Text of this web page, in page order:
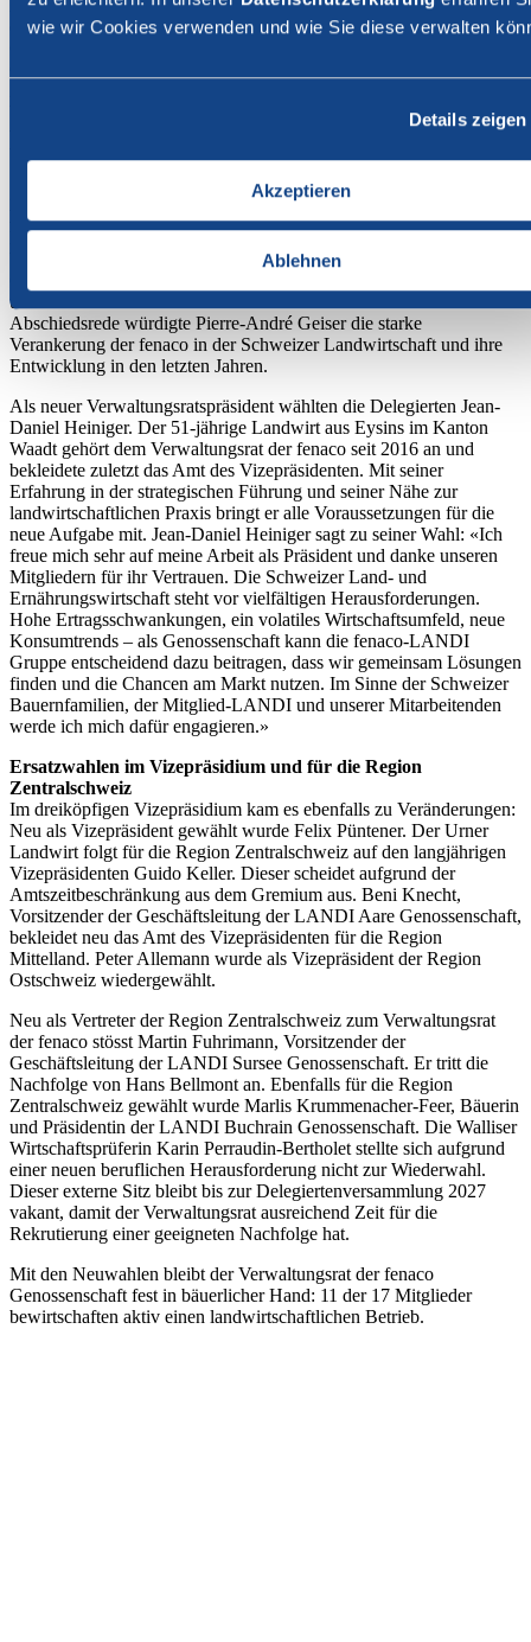
wie wir Cookies verwenden und wie Sie diese verwalten
Details zeigen
Akzeptieren
Ablehnen
2026 im Kursaal Bern zur 33. ordentlichen Delegiertenversammlung
der fenaco Genossenschaft. Sie blickten gemeinsam auf das
Verwaltungsrats zu. Der Lagebericht und die Jahresrechnung
wurden genehmigt. Zudem beschlossen die Delegierten über die
Stabübergabe von Pierre-André Geiser an Jean-Daniel
Heiniger
Ein prägender Moment der Delegiertenversammlung war die
Verabschiedung des Verwaltungsratspräsidenten Pierre-André
und stand diesem seit 2015 als Präsident vor. In seiner
Abschiedsrede würdigte Pierre-André Geiser die starke
Verankerung der fenaco in der Schweizer Landwirtschaft und ihre
Entwicklung in den letzten Jahren.
Als neuer Verwaltungsratspräsident wählten die Delegierten Jean-
Daniel Heiniger. Der 51-jährige Landwirt aus Eysins im Kanton
Waadt gehört dem Verwaltungsrat der fenaco seit 2016 an und
bekleidete zuletzt das Amt des Vizepräsidenten. Mit seiner
Erfahrung in der strategischen Führung und seiner Nähe zur
landwirtschaftlichen Praxis bringt er alle Voraussetzungen für die
neue Aufgabe mit. Jean-Daniel Heiniger sagt zu seiner Wahl: «Ich
freue mich sehr auf meine Arbeit als Präsident und danke unseren
Mitgliedern für ihr Vertrauen. Die Schweizer Land- und
Ernährungswirtschaft steht vor vielfältigen Herausforderungen.
Hohe Ertragsschwankungen, ein volatiles Wirtschaftsumfeld, neue
Konsumtrends – als Genossenschaft kann die fenaco-LANDI
Gruppe entscheidend dazu beitragen, dass wir gemeinsam Lösungen
finden und die Chancen am Markt nutzen. Im Sinne der Schweizer
Bauernfamilien, der Mitglied-LANDI und unserer Mitarbeitenden
werde ich mich dafür engagieren.»
Ersatzwahlen im Vizepräsidium und für die Region
Zentralschweiz
Im dreiköpfigen Vizepräsidium kam es ebenfalls zu Veränderungen:
Neu als Vizepräsident gewählt wurde Felix Püntener. Der Urner
Landwirt folgt für die Region Zentralschweiz auf den langjährigen
Vizepräsidenten Guido Keller. Dieser scheidet aufgrund der
Amtszeitbeschränkung aus dem Gremium aus. Beni Knecht,
Vorsitzender der Geschäftsleitung der LANDI Aare Genossenschaft,
bekleidet neu das Amt des Vizepräsidenten für die Region
Mittelland. Peter Allemann wurde als Vizepräsident der Region
Ostschweiz wiedergewählt.
Neu als Vertreter der Region Zentralschweiz zum Verwaltungsrat
der fenaco stösst Martin Fuhrimann, Vorsitzender der
Geschäftsleitung der LANDI Sursee Genossenschaft. Er tritt die
Nachfolge von Hans Bellmont an. Ebenfalls für die Region
Zentralschweiz gewählt wurde Marlis Krummenacher-Feer, Bäuerin
und Präsidentin der LANDI Buchrain Genossenschaft. Die Walliser
Wirtschaftsprüferin Karin Perraudin-Bertholet stellte sich aufgrund
einer neuen beruflichen Herausforderung nicht zur Wiederwahl.
Dieser externe Sitz bleibt bis zur Delegiertenversammlung 2027
vakant, damit der Verwaltungsrat ausreichend Zeit für die
Rekrutierung einer geeigneten Nachfolge hat.
Mit den Neuwahlen bleibt der Verwaltungsrat der fenaco
Genossenschaft fest in bäuerlicher Hand: 11 der 17 Mitglieder
bewirtschaften aktiv einen landwirtschaftlichen Betrieb.